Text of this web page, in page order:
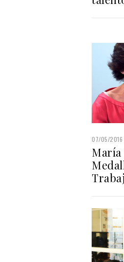
07/05/2016
María